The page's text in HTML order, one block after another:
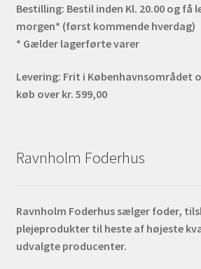
Bestilling: Bestil inden Kl. 20.00 og få
morgen* (først kommende hverdag)
* Gælder lagerførte varer
Levering: Frit i Københavnsområdet
køb over kr. 599,00
Ravnholm Foderhus
Ravnholm Foderhus sælger foder,
plejeprodukter til heste af højeste
udvalgte producenter.